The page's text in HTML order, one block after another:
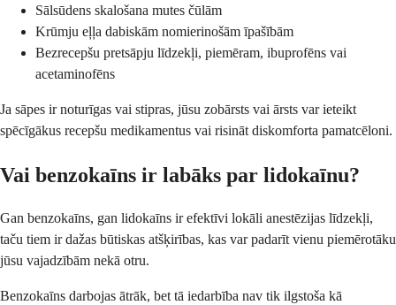
Sālsūdens skalošana mutes čūlām
Krūmju eļļa dabiskām nomierinošām īpašībām
Bezrecepšu pretsāpju līdzekļi, piemēram, ibuprofēns vai
acetaminofēns
Ja sāpes ir noturīgas vai stipras, jūsu zobārsts vai ārsts var ieteikt
spēcīgākus recepšu medikamentus vai risināt diskomforta pamatcēloni.
Vai benzokaīns ir labāks par lidokaīnu?
Gan benzokaīns, gan lidokaīns ir efektīvi lokāli anestēzijas līdzekļi,
taču tiem ir dažas būtiskas atšķirības, kas var padarīt vienu piemērotāku
jūsu vajadzībām nekā otru.
Benzokaīns darbojas ātrāk, bet tā iedarbība nav tik ilgstoša kā